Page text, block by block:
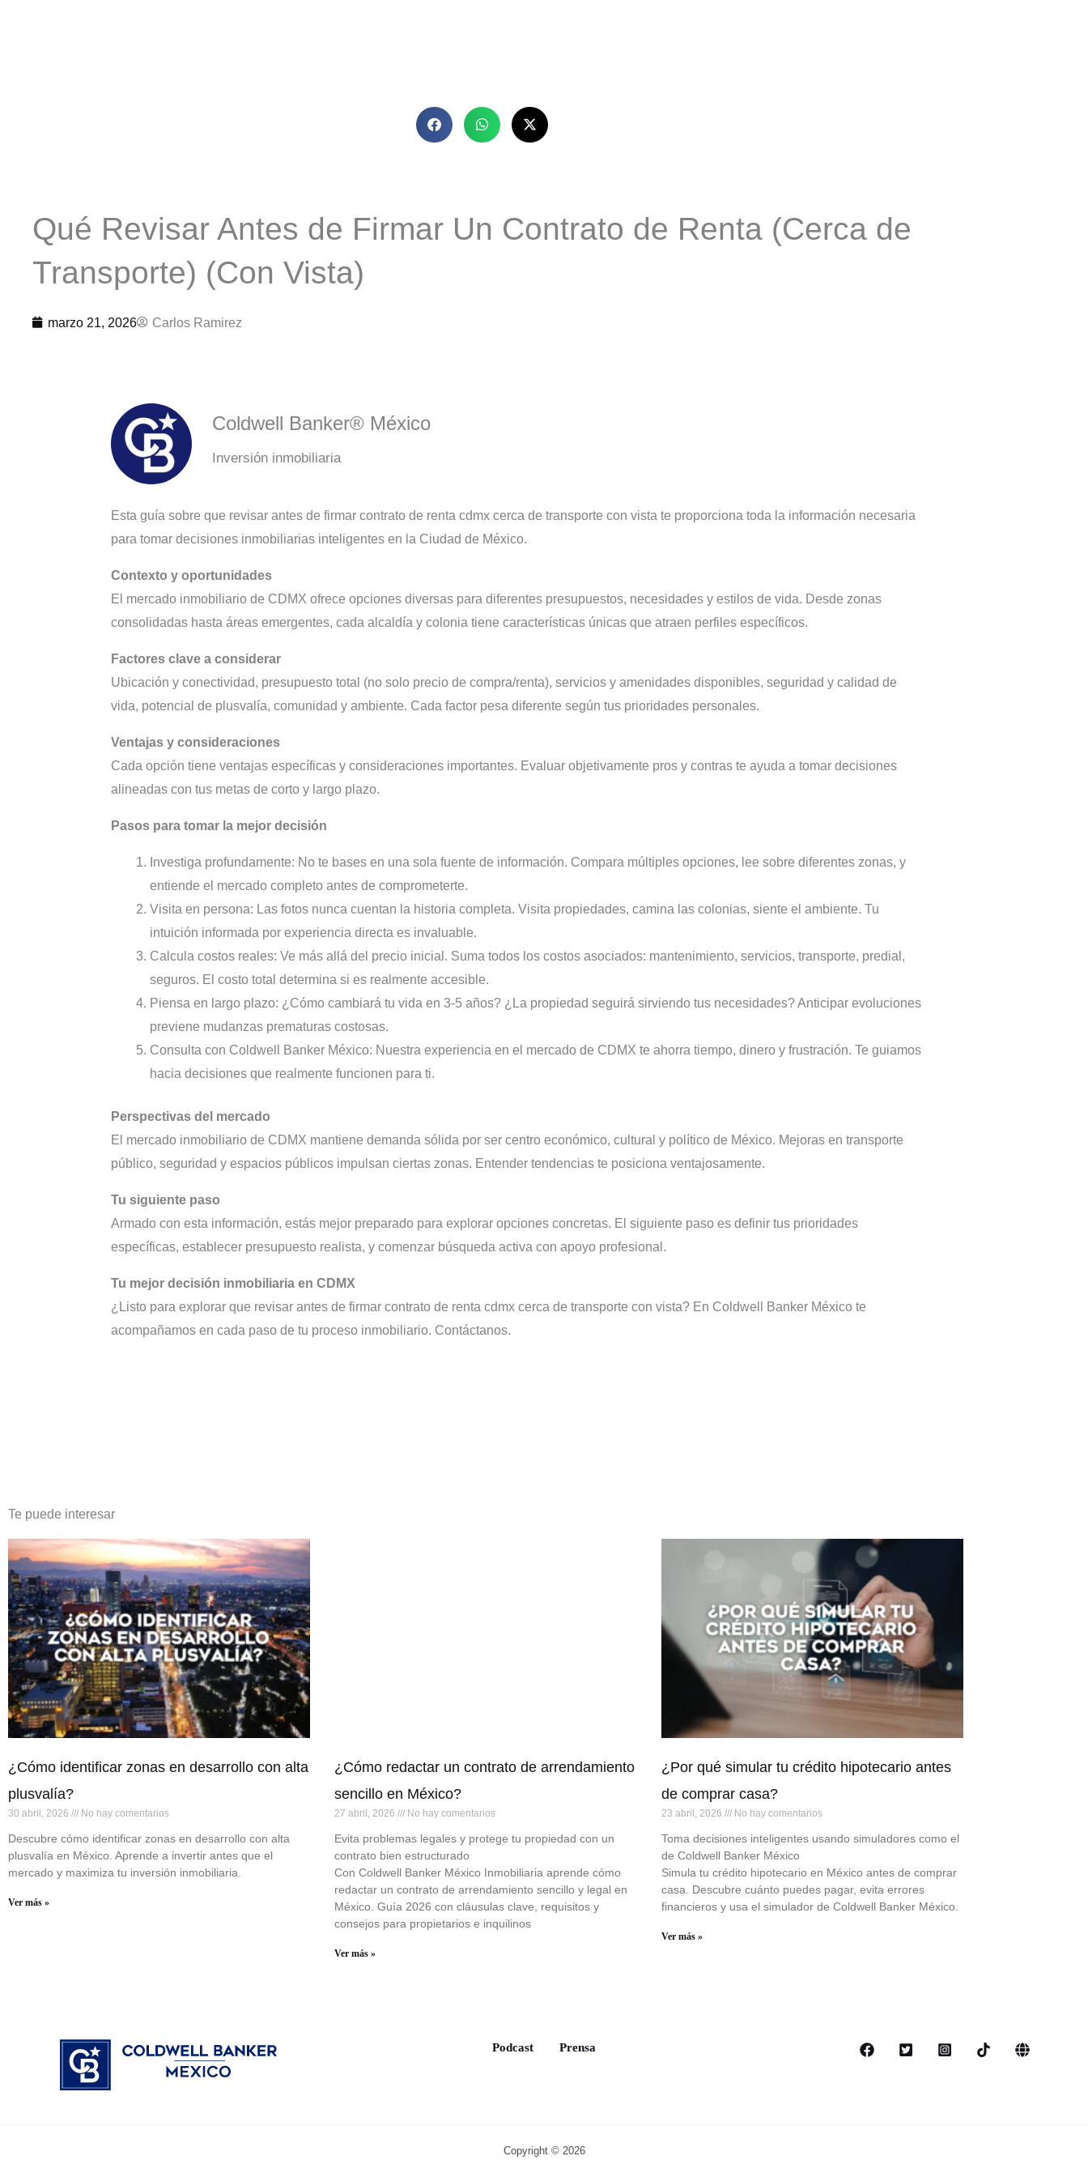
Qué Revisar Antes de Firmar Un Contrato de Renta (Cerca de
Transporte) (Con Vista)
marzo 21, 2026 Carlos Ramirez
Coldwell Banker® México
Inversión inmobiliaria
Esta guía sobre que revisar antes de firmar contrato de renta cdmx cerca de transporte con vista te proporciona toda la información necesaria
para tomar decisiones inmobiliarias inteligentes en la Ciudad de México.
Contexto y oportunidades
El mercado inmobiliario de CDMX ofrece opciones diversas para diferentes presupuestos, necesidades y estilos de vida. Desde zonas
consolidadas hasta áreas emergentes, cada alcaldía y colonia tiene características únicas que atraen perfiles específicos.
Factores clave a considerar
Ubicación y conectividad, presupuesto total (no solo precio de compra/renta), servicios y amenidades disponibles, seguridad y calidad de
vida, potencial de plusvalía, comunidad y ambiente. Cada factor pesa diferente según tus prioridades personales.
Ventajas y consideraciones
Cada opción tiene ventajas específicas y consideraciones importantes. Evaluar objetivamente pros y contras te ayuda a tomar decisiones
alineadas con tus metas de corto y largo plazo.
Pasos para tomar la mejor decisión
Investiga profundamente: No te bases en una sola fuente de información. Compara múltiples opciones, lee sobre diferentes zonas, y
entiende el mercado completo antes de comprometerte.
Visita en persona: Las fotos nunca cuentan la historia completa. Visita propiedades, camina las colonias, siente el ambiente. Tu
intuición informada por experiencia directa es invaluable.
Calcula costos reales: Ve más allá del precio inicial. Suma todos los costos asociados: mantenimiento, servicios, transporte, predial,
seguros. El costo total determina si es realmente accesible.
Piensa en largo plazo: ¿Cómo cambiará tu vida en 3-5 años? ¿La propiedad seguirá sirviendo tus necesidades? Anticipar evoluciones
previene mudanzas prematuras costosas.
Consulta con Coldwell Banker México: Nuestra experiencia en el mercado de CDMX te ahorra tiempo, dinero y frustración. Te guiamos
hacia decisiones que realmente funcionen para ti.
Perspectivas del mercado
El mercado inmobiliario de CDMX mantiene demanda sólida por ser centro económico, cultural y político de México. Mejoras en transporte
público, seguridad y espacios públicos impulsan ciertas zonas. Entender tendencias te posiciona ventajosamente.
Tu siguiente paso
Armado con esta información, estás mejor preparado para explorar opciones concretas. El siguiente paso es definir tus prioridades
específicas, establecer presupuesto realista, y comenzar búsqueda activa con apoyo profesional.
Tu mejor decisión inmobiliaria en CDMX
¿Listo para explorar que revisar antes de firmar contrato de renta cdmx cerca de transporte con vista? En Coldwell Banker México te
acompañamos en cada paso de tu proceso inmobiliario. Contáctanos.
Te puede interesar
¿Cómo identificar zonas en desarrollo con alta
plusvalía?
30 abril, 2026 No hay comentarios
Descubre cómo identificar zonas en desarrollo con alta
plusvalía en México. Aprende a invertir antes que el
mercado y maximiza tu inversión inmobiliaria.
Ver más »
¿Cómo redactar un contrato de arrendamiento
sencillo en México?
27 abril, 2026 No hay comentarios
Evita problemas legales y protege tu propiedad con un
contrato bien estructurado
Con Coldwell Banker México Inmobiliaria aprende cómo
redactar un contrato de arrendamiento sencillo y legal en
México. Guía 2026 con cláusulas clave, requisitos y
consejos para propietarios e inquilinos
Ver más »
¿Por qué simular tu crédito hipotecario antes
de comprar casa?
23 abril, 2026 No hay comentarios
Toma decisiones inteligentes usando simuladores como el
de Coldwell Banker México
Simula tu crédito hipotecario en México antes de comprar
casa. Descubre cuánto puedes pagar, evita errores
financieros y usa el simulador de Coldwell Banker México.
Ver más »
Podcast Prensa
Copyright © 2026